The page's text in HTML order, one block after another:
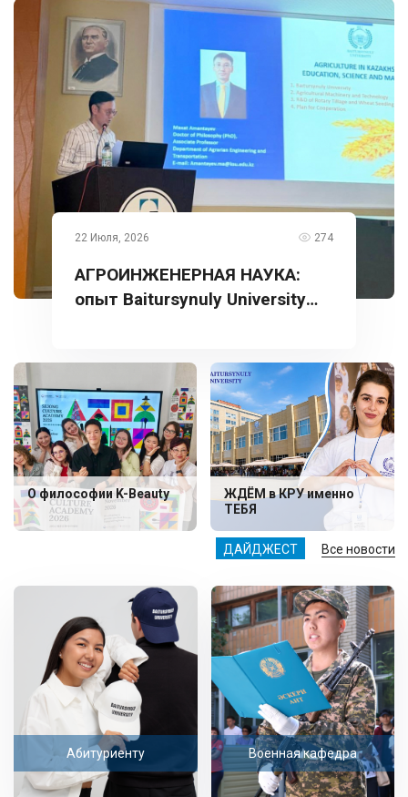
ДАЙДЖЕСТ Все новости
22 Июля, 2026 274
АГРОИНЖЕНЕРНАЯ НАУКА:
опыт Baitursynuly University
О философии K-Beauty
ЖДЁМ в КРУ именно
ТЕБЯ
Абитуриенту Военная кафедра